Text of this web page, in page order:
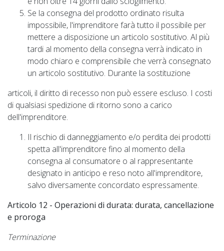
Se la consegna del prodotto ordinato risulta
impossibile, l'imprenditore farà tutto il possibile per
mettere a disposizione un articolo sostitutivo. Al più
tardi al momento della consegna verrà indicato in
modo chiaro e comprensibile che verrà consegnato
un articolo sostitutivo. Durante la sostituzione
articoli, il diritto di recesso non può essere escluso. I costi
di qualsiasi spedizione di ritorno sono a carico
dell'imprenditore.
Il rischio di danneggiamento e/o perdita dei prodotti
spetta all'imprenditore fino al momento della
consegna al consumatore o al rappresentante
designato in anticipo e reso noto all'imprenditore,
salvo diversamente concordato espressamente.
Articolo 12 - Operazioni di durata: durata, cancellazione
e proroga
Terminazione